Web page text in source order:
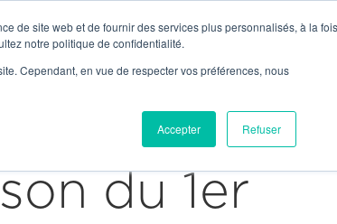
de site web et de fournir des services plus personnalisés, à la
notre politique de confidentialité.
Cependant, en vue de respecter vos préférences, nous
Accepter Refuser
Get to Know Us Join Us Contact News 
du 1er